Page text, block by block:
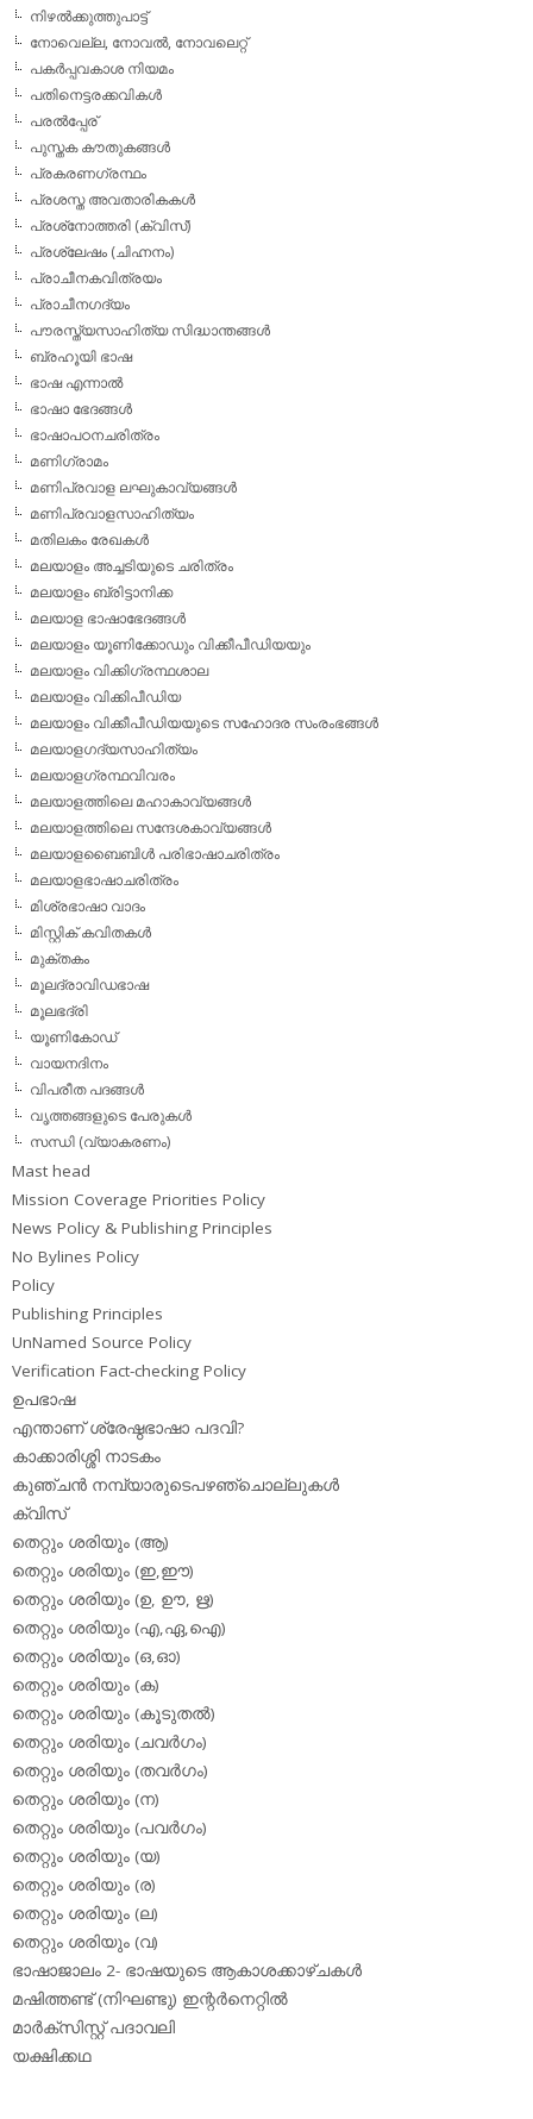
നിഴല്‍ക്കുത്തുപാട്ട്
നോവെല്ല, നോവല്‍, നോവലെറ്റ്
പകര്‍പ്പവകാശ നിയമം
പതിനെട്ടരക്കവികള്‍
പരല്‍പ്പേര്
പുസ്തക കൗതുകങ്ങള്‍
പ്രകരണഗ്രന്ഥം
പ്രശസ്ത അവതാരികകള്‍
പ്രശ്‌നോത്തരി (ക്വിസ്)
പ്രശ്ലേഷം (ചിഹ്നനം)
പ്രാചീനകവിത്രയം
പ്രാചീനഗദ്യം
പൗരസ്ത്യസാഹിത്യ സിദ്ധാന്തങ്ങള്‍
ബ്രഹൂയി ഭാഷ
ഭാഷ എന്നാല്‍
ഭാഷാ ഭേദങ്ങള്‍
ഭാഷാപഠനചരിത്രം
മണിഗ്രാമം
മണിപ്രവാള ലഘുകാവ്യങ്ങള്‍
മണിപ്രവാളസാഹിത്യം
മതിലകം രേഖകള്‍
മലയാളം അച്ചടിയുടെ ചരിത്രം
മലയാളം ബ്രിട്ടാനിക്ക
മലയാള ഭാഷാഭേദങ്ങള്‍
മലയാളം യൂണിക്കോഡും വിക്കീപീഡിയയും
മലയാളം വിക്കിഗ്രന്ഥശാല
മലയാളം വിക്കിപീഡിയ
മലയാളം വിക്കീപീഡിയയുടെ സഹോദര സംരംഭങ്ങള്‍
മലയാളഗദ്യസാഹിത്യം
മലയാളഗ്രന്ഥവിവരം
മലയാളത്തിലെ മഹാകാവ്യങ്ങള്‍
മലയാളത്തിലെ സന്ദേശകാവ്യങ്ങള്‍
മലയാളബൈബിള്‍ പരിഭാഷാചരിത്രം
മലയാളഭാഷാചരിത്രം
മിശ്രഭാഷാ വാദം
മിസ്റ്റിക് കവിതകള്‍
മുക്തകം
മൂലദ്രാവിഡഭാഷ
മൂലഭദ്രി
യൂണികോഡ്
വായനദിനം
വിപരീത പദങ്ങള്‍
വൃത്തങ്ങളുടെ പേരുകള്‍
സന്ധി (വ്യാകരണം)
Mast head
Mission Coverage Priorities Policy
News Policy & Publishing Principles
No Bylines Policy
Policy
Publishing Principles
UnNamed Source Policy
Verification Fact-checking Policy
ഉപഭാഷ
എന്താണ് ശ്രേഷ്ഠഭാഷാ പദവി?
കാക്കാരിശ്ശി നാടകം
കുഞ്ചന്‍ നമ്പ്യാരുടെപഴഞ്ചൊല്ലുകള്‍
ക്വിസ്
തെറ്റും ശരിയും (ആ)
തെറ്റും ശരിയും (ഇ,ഈ)
തെറ്റും ശരിയും (ഉ, ഊ, ഋ)
തെറ്റും ശരിയും (എ,ഏ,ഐ)
തെറ്റും ശരിയും (ഒ,ഓ)
തെറ്റും ശരിയും (ക)
തെറ്റും ശരിയും (കൂടുതല്‍)
തെറ്റും ശരിയും (ചവര്‍ഗം)
തെറ്റും ശരിയും (തവര്‍ഗം)
തെറ്റും ശരിയും (ന)
തെറ്റും ശരിയും (പവര്‍ഗം)
തെറ്റും ശരിയും (യ)
തെറ്റും ശരിയും (ര)
തെറ്റും ശരിയും (ല)
തെറ്റും ശരിയും (വ)
ഭാഷാജാലം 2- ഭാഷയുടെ ആകാശക്കാഴ്ചകള്‍
മഷിത്തണ്ട് (നിഘണ്ടു) ഇന്റര്‍നെറ്റില്‍
മാര്‍ക്‌സിസ്റ്റ് പദാവലി
യക്ഷിക്കഥ